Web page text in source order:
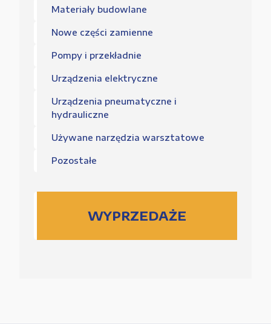
Materiały budowlane
Nowe części zamienne
Pompy i przekładnie
Urządzenia elektryczne
Urządzenia pneumatyczne i
hydrauliczne
Używane narzędzia warsztatowe
Pozostałe
WYPRZEDAŻE